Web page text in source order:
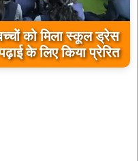
राज्य शासन ने मंजूर
करोड़